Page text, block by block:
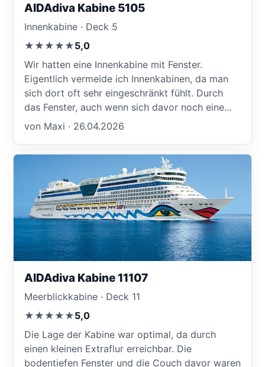
AIDAdiva Kabine 5105
Innenkabine · Deck 5
★★★★★5,0
Wir hatten eine Innenkabine mit Fenster.
Eigentlich vermeide ich Innenkabinen, da man
sich dort oft sehr eingeschränkt fühlt. Durch
das Fenster, auch wenn sich davor noch eine...
von Maxi · 26.04.2026
AIDAdiva Kabine 11107
Meerblickkabine · Deck 11
★★★★★5,0
Die Lage der Kabine war optimal, da durch
einen kleinen Extraflur erreichbar. Die
bodentiefen Fenster und die Couch davor waren